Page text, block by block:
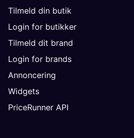
Tilmeld din butik
Login for butikker
Tilmeld dit brand
Login for brands
Annoncering
Widgets
PriceRunner API